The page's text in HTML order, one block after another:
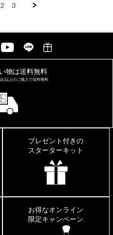
2 3
物は送料無料
)以上の ご購入で送料無料
プレゼント付きの
スターターキット
お得なオンライン
限定キャンペーン